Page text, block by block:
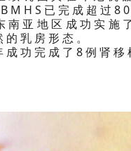
已完成超过
亚地区成功实施
乳房形态。
成功完成了8例肾